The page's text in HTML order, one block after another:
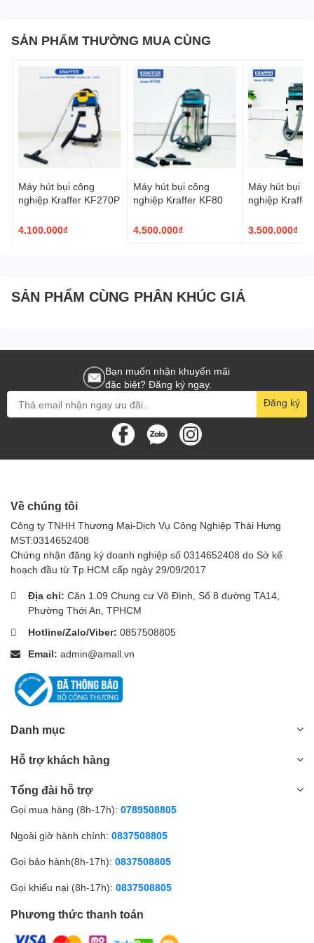
SẢN PHẨM THƯỜNG MUA CÙNG
Máy hút bụi công
nghiệp Kraffer KF270P
4.100.000₫
Máy hút bụi công
nghiệp Kraffer KF80
4.500.000₫
Máy hút bụi
nghiệp Kraffer
3.500.000₫
SẢN PHẨM CÙNG PHÂN KHÚC GIÁ
Bạn muốn nhận khuyến mãi
đặc biệt? Đăng ký ngay.
Đăng ký
Về chúng tôi
Công ty TNHH Thương Mại-Dịch Vụ Công Nghiệp Thái Hưng
MST:0314652408
Chứng nhận đăng ký doanh nghiệp số 0314652408 do Sở kế
hoạch đầu từ Tp.HCM cấp ngày 29/09/2017
Địa chỉ: Căn 1.09 Chung cư Võ Đình, Số 8 đường TA14,
Phường Thới An, TPHCM
Hotline/Zalo/Viber: 0857508805
Email: admin@amall.vn
Danh mục
Hỗ trợ khách hàng
Tổng đài hỗ trợ
Gọi mua hàng (8h-17h): 0789508805
Ngoài giờ hành chính: 0837508805
Gọi bảo hành(8h-17h): 0837508805
Gọi khiếu nại (8h-17h): 0837508805
Phương thức thanh toán